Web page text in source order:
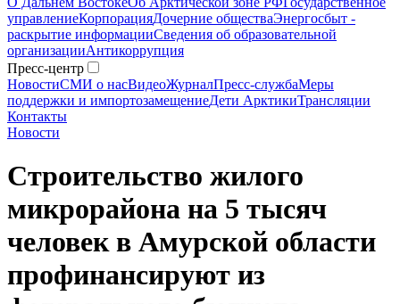
управлениеКорпорацияДочерние обществаЭнергосбыт -
раскрытие информацииСведения об образовательной
организацииАнтикоррупция
Пресс-центр
НовостиСМИ о насВидеоЖурналПресс-службаМеры
поддержки и импортозамещениеДети АрктикиТрансляции
Контакты
Новости
Строительство жилого
микрорайона на 5 тысяч
человек в Амурской области
профинансируют из